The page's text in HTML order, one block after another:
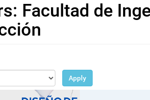
Facultad de
Apply